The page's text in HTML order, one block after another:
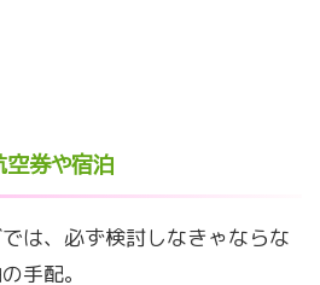
空券や宿泊
は、必ず検討しなきゃならな
手配。